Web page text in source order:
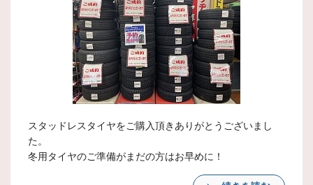
スタッドレスタイヤをご購入頂きありがとうございまし
た。
冬用タイヤのご準備がまだの方はお早めに！